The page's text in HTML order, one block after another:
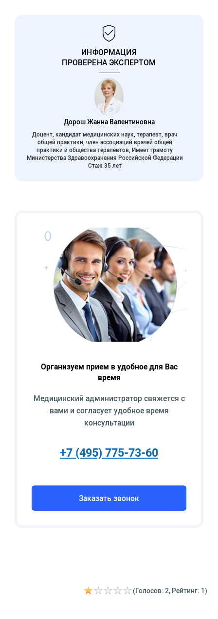
ИНФОРМАЦИЯ
ПРОВЕРЕНА ЭКСПЕРТОМ
Дорош Жанна Валентиновна
Доцент, кандидат медицинских наук, терапевт, врач
общей практики, член ассоциаций врачей общей
практики и общества терапевтов, Имеет грамоту
Министерства Здравоохранения Российской Федерации
Стаж 35 лет
Организуем прием в удобное для Вас
время
Медицинский администратор свяжется с
вами и согласует удобное время
консультации
+7 (495) 775-73-60
Заказать звонок
(Голосов: 2, Рейтинг: 1)